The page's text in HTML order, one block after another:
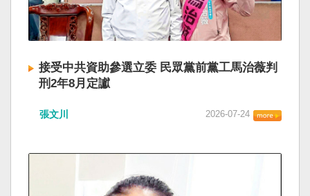
接受中共資助參選立委 民眾黨前黨工馬治薇判
刑2年8月定讞
張文川 2026-07-24